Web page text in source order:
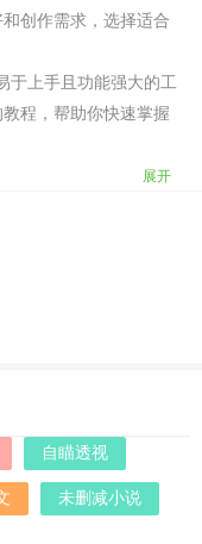
创作需求，选择适合
于上手且功能强大的工
程，帮助你快速掌握
展开
自瞄透视
未删减小说